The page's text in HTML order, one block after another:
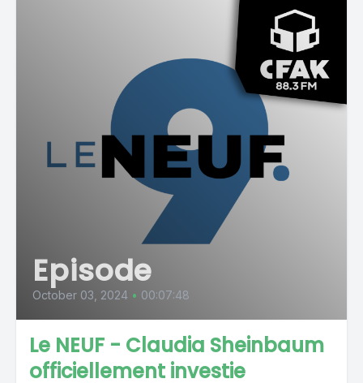
Episode
October 03, 2024 • 00:07:48
Le NEUF - Claudia Sheinbaum
officiellement investie